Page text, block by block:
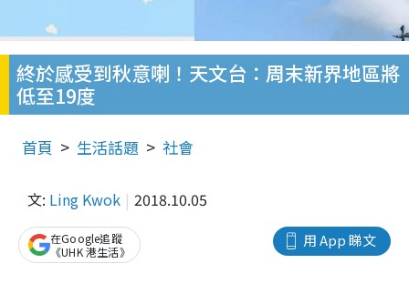
終於感受到秋意喇！天文台：周末新界地區將
低至19度
首頁 生活話題 社會
文: Ling Kwok 2018.10.05
用 App 睇文
在Google追蹤
《UHK 港生活》